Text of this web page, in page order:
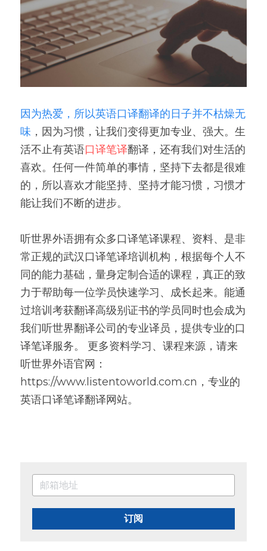
因为热爱，所以英语口译翻译的日子并不枯燥无
味 ，因为习惯，让我们变得更加专业、强大。生
活不止有英语口译笔译翻译，还有我们对生活的
喜欢。任何一件简单的事情，坚持下去都是很难
的，所以喜欢才能坚持、坚持才能习惯，习惯才
能让我们不断的进步。
听世界外语拥有众多口译笔译课程、资料、是非
常正规的武汉口译笔译培训机构，根据每个人不
同的能力基础，量身定制合适的课程，真正的致
力于帮助每一位学员快速学习、成长起来。能通
过培训考获翻译高级别证书的学员同时也会成为
我们听世界翻译公司的专业译员，提供专业的口
译笔译服务。 更多资料学习、课程来源，请来
听世界外语官网：
https://www.listentoworld.com.cn，专业的
英语口译笔译翻译网站。
订阅